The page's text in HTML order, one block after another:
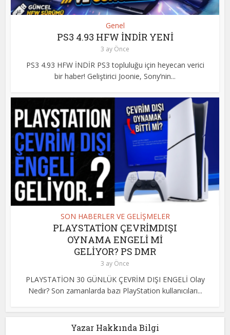
Genel
PS3 4.93 HFW İNDİR YENİ
3 ay Önce
PS3 4.93 HFW İNDİR PS3 topluluğu için heyecan verici
bir haber! Geliştirici Joonie, Sony’nin...
SON HABERLER VE GELİŞMELER
PLAYSTATİON ÇEVRİMDIŞI
OYNAMA ENGELİ Mİ
GELİYOR? PS DMR
3 ay Önce
PLAYSTATİON 30 GÜNLÜK ÇEVRİM DIŞI ENGELİ Olay
Nedir? Son zamanlarda bazı PlayStation kullanıcıları...
Yazar Hakkında Bilgi